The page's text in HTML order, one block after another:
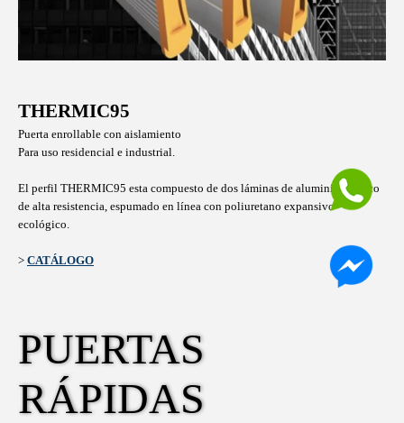
THERMIC95
Puerta enrollable con aislamiento
Para uso residencial e industrial.
El perfil THERMIC95 esta compuesto de dos láminas de aluminio térmico
de alta resistencia, espumado en línea con poliuretano expansivo
ecológico.
> CATÁLOGO
PUERTAS
RÁPIDAS